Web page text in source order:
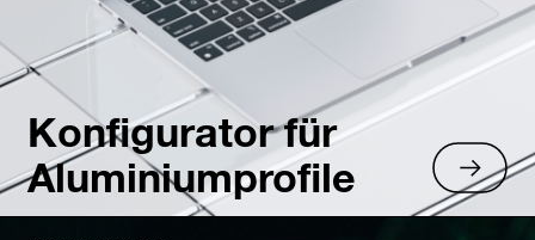
Konfigurator für
Aluminiumprofile